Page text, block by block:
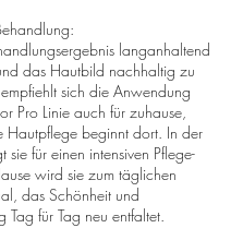
langanhaltend
das Hautbild nachhaltig zu
sich die Anwendung
Pro Linie auch für zuhause,
Hautpflege beginnt dort. In der
sie für einen intensiven Pflege-
wird sie zum täglichen
das Schönheit und
Tag für Tag neu entfaltet.